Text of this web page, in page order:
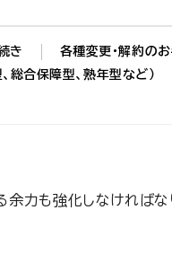
き 各種変更・解約の
総合保障型、熟年型など）